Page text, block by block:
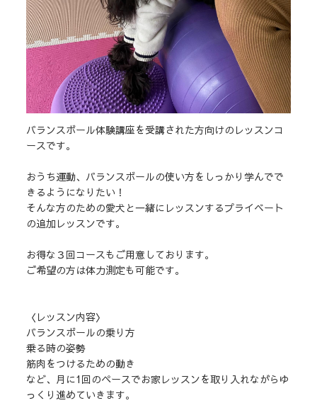
バランスボール体験講座を受講された方向けのレッスンコ
ースです。
おうち運動、バランスボールの使い方をしっかり学んでで
きるようになりたい！
そんな方のための愛犬と一緒にレッスンするプライベート
の追加レッスンです。
お得な３回コースもご用意しております。
ご希望の方は体力測定も可能です。
〈レッスン内容〉
バランスボールの乗り方
乗る時の姿勢
筋肉をつけるための動き
など、月に1回のペースでお家レッスンを取り入れながらゆ
っくり進めていきます。